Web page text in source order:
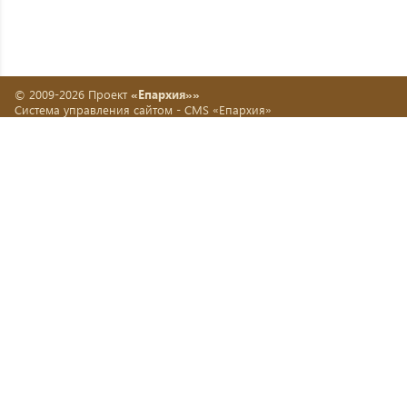
© 2009-2026 Проект «Епархия»»
Система управления сайтом - CMS «Епархия»